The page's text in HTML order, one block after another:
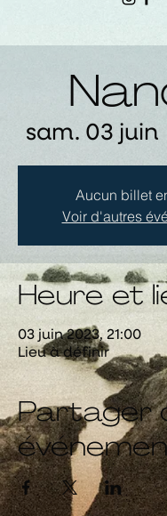
sam. 03 juin
Aucun billet
Voir d'autres
Heure et
03 juin 2023, 21:00
Lieu à définir
Partager